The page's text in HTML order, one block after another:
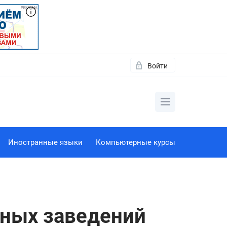
Войти
Иностранные языки Компьютерные курсы
заведений